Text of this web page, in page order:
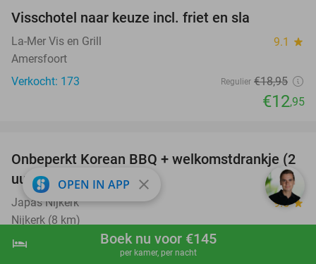
shopping_cart Boek nu
hotel Boek nu voor €145
per kamer, per nacht
Visschotel naar keuze incl. friet en sla
La-Mer Vis en Grill 9.1 star
Amersfoort
Verkocht: 173
Regulier €18,95
€12,95
34%
Onbeperkt Korean BBQ + welkomstdrankje (2
uur) bij Japas Nijkerk
Japas Nijkerk 9.5star
Nijkerk (8 km)
Verkocht: 1.186
OPEN IN APP close